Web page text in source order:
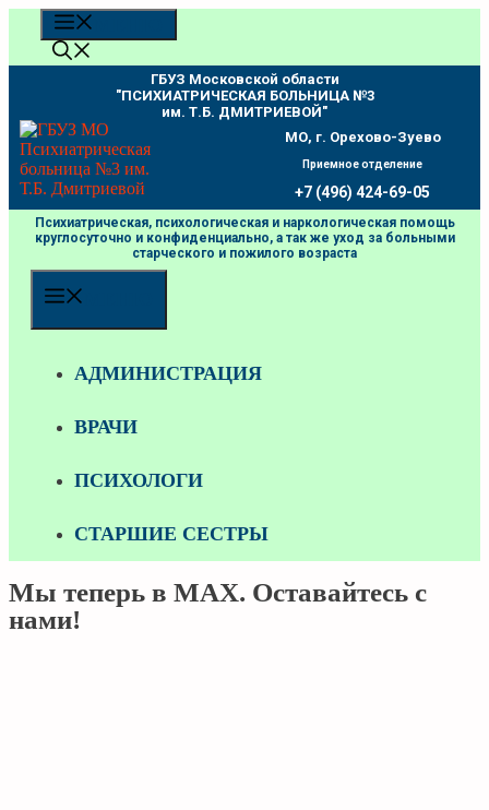
Перейти
содержимому
ГБУЗ Московской области
"ПCИХИАТРИЧЕСКАЯ БОЛЬНИЦА №3
им. Т.Б. ДМИТРИЕВОЙ"
МО, г. Орехово-Зуево
Приемное отделение
+7 (496) 424-69-05
Психиатрическая, психологическая и наркологическая помощь
круглосуточно и конфиденциально, а так же уход за больными
старческого и пожилого возраста
АДМИНИСТРАЦИЯ
ВРАЧИ
ПСИХОЛОГИ
СТАРШИЕ СЕСТРЫ
Мы теперь в MAX. Оставайтесь с
нами!